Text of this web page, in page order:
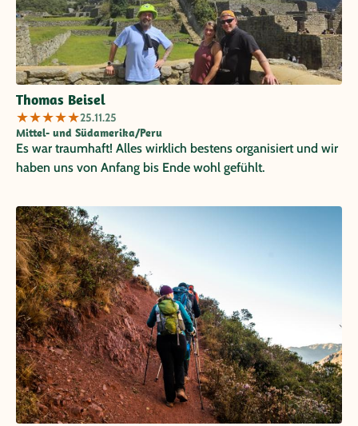
voller neuer Eindrücke und Erlebnise. Wir würden jederzeit
wieder mit Papaya Tours reisen.
Thomas Beisel
★★★★★25.11.25
Mittel- und Südamerika/Peru
Es war traumhaft! Alles wirklich bestens organisiert und wir
haben uns von Anfang bis Ende wohl gefühlt.